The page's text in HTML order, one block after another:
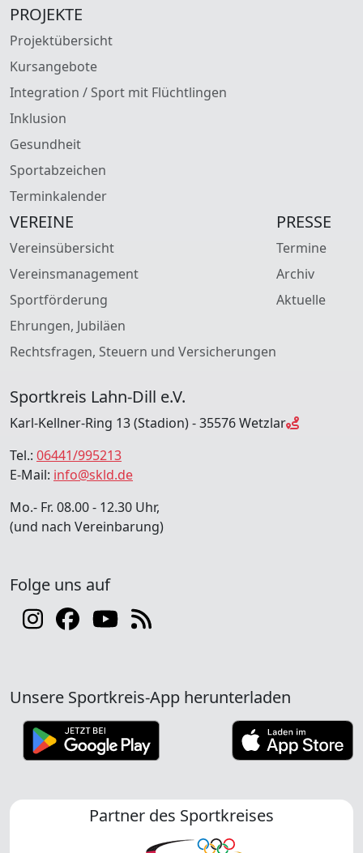
PROJEKTE
Projektübersicht
Kursangebote
Integration / Sport mit Flüchtlingen
Inklusion
Gesundheit
Sportabzeichen
Terminkalender
VEREINE
Vereinsübersicht
Vereinsmanagement
Sportförderung
Ehrungen, Jubiläen
Rechtsfragen, Steuern und Versicherungen
PRESSE
Termine
Archiv
Aktuelle
Sportkreis Lahn-Dill e.V.
Karl-Kellner-Ring 13 (Stadion) - 35576 Wetzlar
Tel.: 06441/995213
E-Mail: info@skld.de
Mo.- Fr. 08.00 - 12.30 Uhr,
(und nach Vereinbarung)
Folge uns auf
Unsere Sportkreis-App herunterladen
Partner des Sportkreises